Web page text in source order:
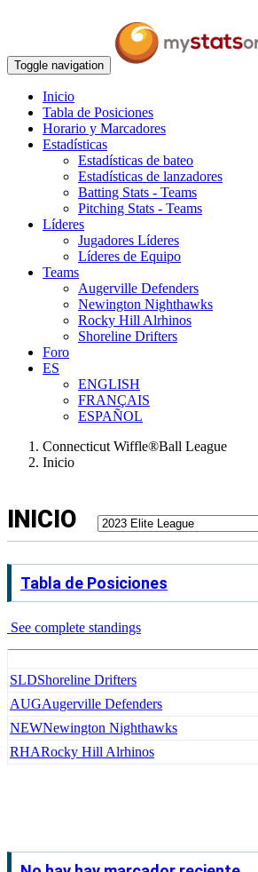
Toggle navigation
Inicio
Tabla de Posiciones
Horario y Marcadores
Estadísticas
Estadísticas de bateo
Estadísticas de lanzadores
Batting Stats - Teams
Pitching Stats - Teams
Líderes
Jugadores Líderes
Líderes de Equipo
Teams
Augerville Defenders
Newington Nighthawks
Rocky Hill Alrhinos
Shoreline Drifters
Foro
ES
ENGLISH
FRANÇAIS
ESPAÑOL
Connecticut Wiffle®Ball League
Inicio
INICIO
Tabla de Posiciones
See complete standings
SLDShoreline Drifters
AUGAugerville Defenders
NEWNewington Nighthawks
RHARocky Hill Alrhinos